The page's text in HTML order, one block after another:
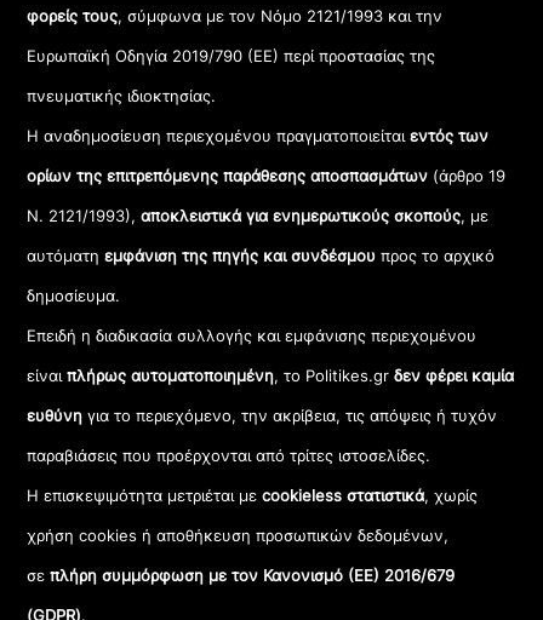
φορείς τους, σύμφωνα με τον Νόμο 2121/1993 και την
Ευρωπαϊκή Οδηγία 2019/790 (ΕΕ) περί προστασίας της
πνευματικής ιδιοκτησίας.
Η αναδημοσίευση περιεχομένου πραγματοποιείταιεντός των
ορίων της επιτρεπόμενης παράθεσης αποσπασμάτων (άρθρο 19
Ν. 2121/1993), αποκλειστικά για ενημερωτικούς σκοπούς, με
αυτόματηεμφάνιση της πηγής και συνδέσμου προς το αρχικό
δημοσίευμα.
Επειδή η διαδικασία συλλογής και εμφάνισης περιεχομένου
είναιπλήρως αυτοματοποιημένη, το Politikes.grδεν φέρει καμία
ευθύνη για το περιεχόμενο, την ακρίβεια, τις απόψεις ή τυχόν
παραβιάσεις που προέρχονται από τρίτες ιστοσελίδες.
Η επισκεψιμότητα μετριέται μεcookieless στατιστικά, χωρίς
χρήση cookies ή αποθήκευση προσωπικών δεδομένων,
σεπλήρη συμμόρφωση με τον Κανονισμό (ΕΕ) 2016/679
(GDPR).